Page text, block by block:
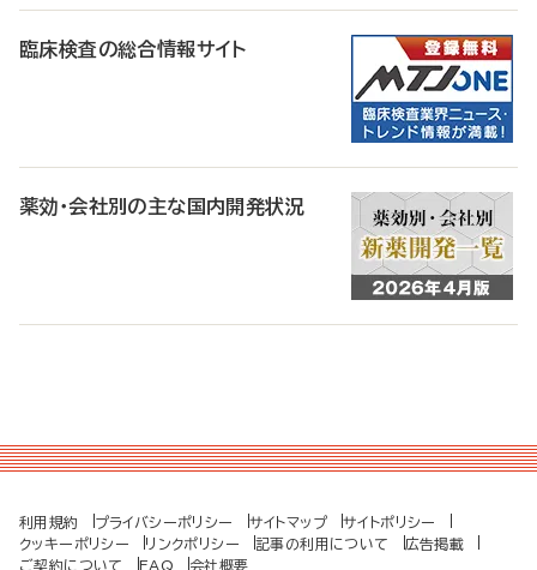
臨床検査の総合情報サイト
薬効・会社別の主な国内開発状況
利用規約 プライバシーポリシー サイトマップ
サイトポリシー
クッキーポリシー
リンクポリシー 記事の利用について
広告掲載
ご契約について
FAQ 会社概要